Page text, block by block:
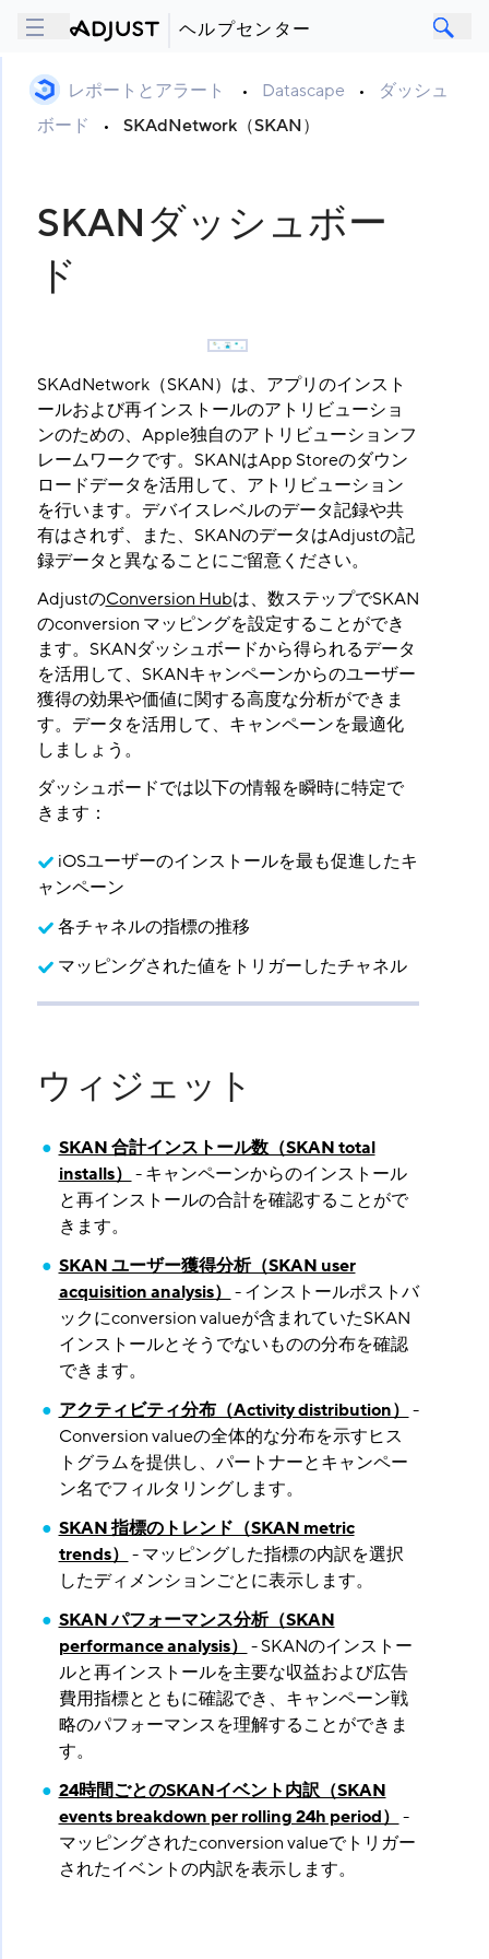
ヘルプセンター
レポートとアラート • Datascape •
ダッシュ
ボード
• SKAdNetwork（SKAN）
SKANダッシュボー
ド
SKAdNetwork（SKAN）は、アプリのインスト
ールおよび再インストールのアトリビューショ
ンのための、Apple独自のアトリビューションフ
レームワークです。SKANはApp Storeのダウン
ロードデータを活用して、アトリビューション
を行います。デバイスレベルのデータ記録や共
有はされず、また、SKANのデータはAdjustの記
録データと異なることにご留意ください。
AdjustのConversion Hubは、数ステップでSKAN
のconversion マッピングを設定することができ
ます。SKANダッシュボードから得られるデータ
を活用して、SKANキャンペーンからのユーザー
獲得の効果や価値に関する高度な分析ができま
す。データを活用して、キャンペーンを最適化
しましょう。
ダッシュボードでは以下の情報を瞬時に特定で
きます：
iOSユーザーのインストールを最も促進したキ
ャンペーン
各チャネルの指標の推移
マッピングされた値をトリガーしたチャネル
ウィジェット
SKAN 合計インストール数（SKAN total
installs） - キャンペーンからのインストール
と再インストールの合計を確認することがで
きます。
SKAN ユーザー獲得分析（SKAN user
acquisition analysis） - インストールポストバ
ックにconversion valueが含まれていたSKAN
インストールとそうでないものの分布を確認
できます。
アクティビティ分布（Activity distribution） -
Conversion valueの全体的な分布を示すヒス
トグラムを提供し、パートナーとキャンペー
ン名でフィルタリングします。
SKAN 指標のトレンド（SKAN metric
trends） - マッピングした指標の内訳を選択
したディメンションごとに表示します。
SKAN パフォーマンス分析（SKAN
performance analysis） - SKANのインストー
ルと再インストールを主要な収益および広告
費用指標とともに確認でき、キャンペーン戦
略のパフォーマンスを理解することができま
す。
24時間ごとのSKANイベント内訳（SKAN
events breakdown per rolling 24h period） -
マッピングされたconversion valueでトリガー
されたイベントの内訳を表示します。